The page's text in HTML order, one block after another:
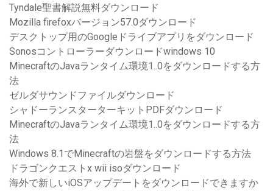
Tyndale聖書解説無料ダウンロード
Mozilla firefoxバージョン57.0ダウンロード
デスクトップ用のGoogleドライブアプリをダウンロード
Sonosコントローラーダウンロードwindows 10
MinecraftのJavaランタイム環境1..0をダウンロードする方
法
ゼルダサウンドファイルダウンロード
シャドーランスターターキットPDFダウンロード
MinecraftのJavaランタイム環境1..0をダウンロードする方
法
Windows 8.1でMinecraftの岩盤をダウンロードする方法
ドラゴンクエストx wii isoダウンロード
海外で新しいiOSアップデートをダウンロードできますか